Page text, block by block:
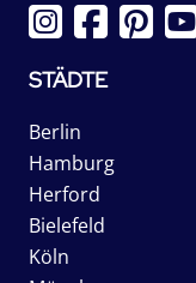
STÄDTE
Berlin
Hamburg
Herford
Bielefeld
Köln